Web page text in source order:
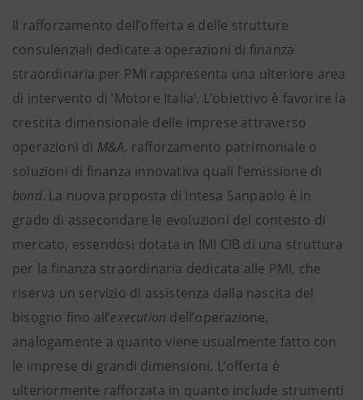
Il rafforzamento dell’offerta e delle strutture
consulenziali dedicate a operazioni di finanza
straordinaria per PMI rappresenta una ulteriore area
di intervento di ‘Motore Italia’. L’obiettivo è favorire la
crescita dimensionale delle imprese attraverso
operazioni di M&A, rafforzamento patrimoniale o
soluzioni di finanza innovativa quali l’emissione di
bond. La nuova proposta di Intesa Sanpaolo è in
grado di assecondare le evoluzioni del contesto di
mercato, essendosi dotata in IMI CIB di una struttura
per la finanza straordinaria dedicata alle PMI, che
riserva un servizio di assistenza dalla nascita del
bisogno fino all’execution dell’operazione,
analogamente a quanto viene usualmente fatto con
le imprese di grandi dimensioni. L’offerta è
ulteriormente rafforzata in quanto include strumenti